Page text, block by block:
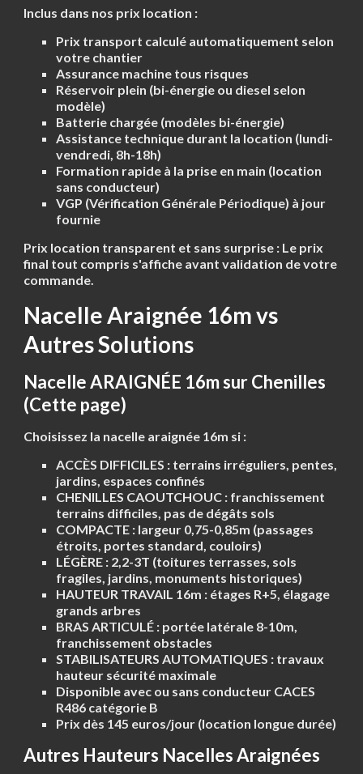
Inclus dans nos prix location :
Prix transport calculé automatiquement selon
votre chantier
Assurance machine tous risques
Réservoir plein (bi-énergie ou diesel selon
modèle)
Batterie chargée (modèles bi-énergie)
Assistance technique durant la location (lundi-
vendredi, 8h-18h)
Formation rapide à la prise en main (location
sans conducteur)
VGP (Vérification Générale Périodique) à jour
fournie
Prix location transparent et sans surprise : Le prix
final tout compris s'affiche avant validation de votre
commande.
Nacelle Araignée 16m vs
Autres Solutions
Nacelle ARAIGNÉE 16m sur Chenilles
(Cette page)
Choisissez la nacelle araignée 16m si :
ACCÈS DIFFICILES : terrains irréguliers, pentes,
jardins, espaces confinés
CHENILLES CAOUTCHOUC : franchissement
terrains difficiles, pas de dégâts sols
COMPACTE : largeur 0,75-0,85m (passages
étroits, portes standard, couloirs)
LÉGÈRE : 2,2-3T (toitures terrasses, sols
fragiles, jardins, monuments historiques)
HAUTEUR TRAVAIL 16m : étages R+5, élagage
grands arbres
BRAS ARTICULÉ : portée latérale 8-10m,
franchissement obstacles
STABILISATEURS AUTOMATIQUES : travaux
hauteur sécurité maximale
Disponible avec ou sans conducteur CACES
R486 catégorie B
Prix dès 145 euros/jour (location longue durée)
Autres Hauteurs Nacelles Araignées